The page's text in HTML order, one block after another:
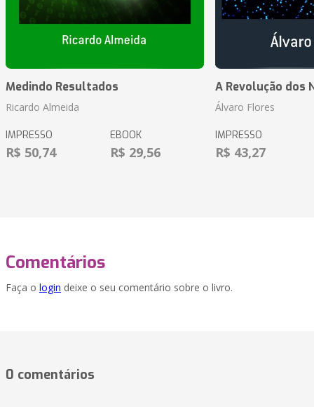
Medindo Resultados
Ricardo Almeida
IMPRESSO
R$ 50,74
EBOOK
R$ 29,56
A Revolução dos
Álvaro Flores
IMPRESSO
R$ 43,27
Comentários
Faça o login deixe o seu comentário sobre o livro.
0 comentários